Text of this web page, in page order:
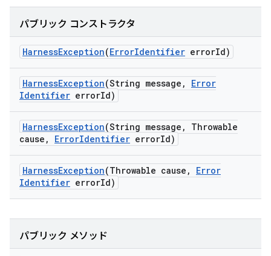
パブリック コンストラクタ
HarnessException(ErrorIdentifier errorId)
HarnessException(String message ,
Error
Identifier errorId)
HarnessException(String message ,
Throwable
cause , ErrorIdentifier errorId)
HarnessException(Throwable cause ,
Error
Identifier errorId)
パブリック メソッド